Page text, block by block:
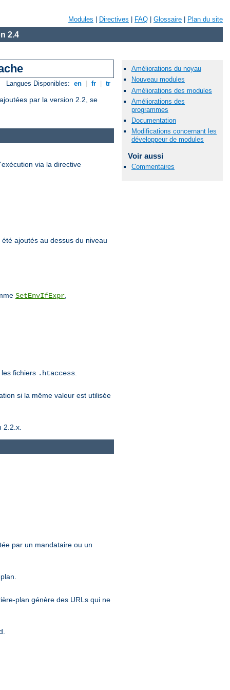
Modules Directives FAQ Glossaire Plan du site
2.4
Langues Disponibles: en fr tr
par la version 2.2, se
Améliorations du noyau
Nouveau modules
Améliorations des modules
Améliorations des
programmes
Documentation
Modifications concernant les
développeur de modules
Voir aussi
Commentaires
via la directive
ajoutés au dessus du niveau
SetEnvIfExpr
fichiers .htaccess
si la même valeur est utilisée
2.2.x.
par un mandataire ou un
plan génère des URLs qui ne